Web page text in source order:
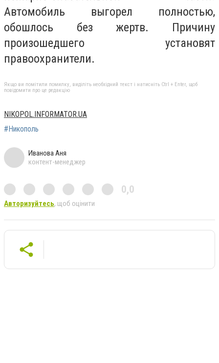
Автомобиль выгорел полностью,
обошлось без жертв. Причину
произошедшего установят
правоохранители.
Якщо ви помітили помилку, виділіть необхідний текст і натисніть Ctrl + Enter, щоб
повідомити про це редакцію
NIKOPOL.INFORMATOR.UA
#Никополь
Иванова Аня
контент-менеджер
0,0
Авторизуйтесь, щоб оцінити